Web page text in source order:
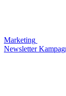
Marketing
Newsletter